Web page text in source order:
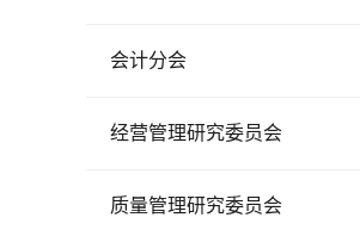
会计分会
经营管理研究委员会
质量管理研究委员会